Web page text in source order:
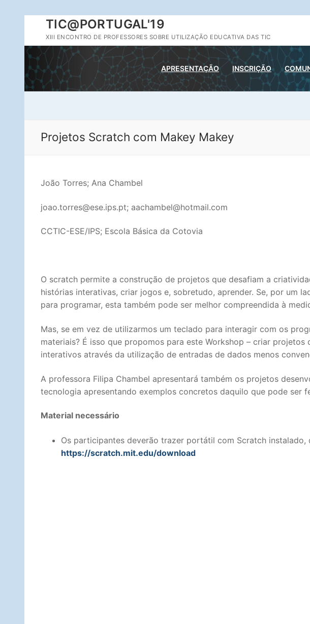
conteúdo
TIC@PORTUGAL'19
XIII ENCONTRO DE PROFESSORES SOBRE UTILIZAÇÃO EDUCATIVA DAS TIC
APRESENTAÇÃO INSCRIÇÃO
Projetos Scratch com Makey Makey
João Torres; Ana Chambel
joao.torres@ese.ips.pt; aachambel@hotmail.com
CCTIC-ESE/IPS; Escola Básica da Cotovia
O scratch permite a construção de projetos que desafiam a
histórias interativas, criar jogos e, sobretudo, aprender. Se, por um
para programar, esta também pode ser melhor compreendida à
Mas, se em vez de utilizarmos um teclado para interagir com os
materiais? É isso que propomos para este Workshop – criar projetos
interativos através da utilização de entradas de dados menos
A professora Filipa Chambel apresentará também os projetos
tecnologia apresentando exemplos concretos daquilo que pode ser
Material necessário
Os participantes deverão trazer portátil com Scratch instalado,
https://scratch.mit.edu/download